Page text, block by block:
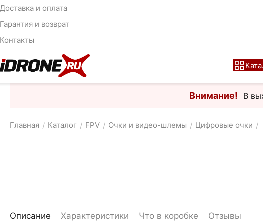
Доставка и оплата
Гарантия и возврат
Контакты
Внимание! В
Главная / Каталог / FPV / Очки и видео-шлемы / Цифровые очки /
Описание Характеристики Что в коробке Отзывы